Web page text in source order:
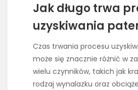
Jak długo trwa
uzyskiwania
Czas trwania procesu
może się znacznie różnić w
wielu czynników, takich jak
rodzaj wynalazku oraz